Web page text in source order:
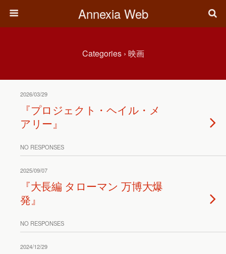
Annexia Web
Categories › 映画
2026/03/29
『プロジェクト・ヘイル・メ
アリー』
NO RESPONSES
2025/09/07
『大長編 タローマン 万博大爆
発』
NO RESPONSES
2024/12/29